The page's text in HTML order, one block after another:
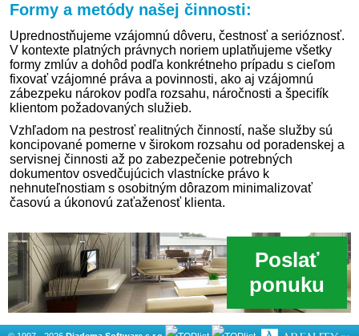
Formy a metódy našej činnosti:
Uprednostňujeme vzájomnú dôveru, čestnosť a serióznosť.
V kontexte platných právnych noriem uplatňujeme všetky
formy zmlúv a dohôd podľa konkrétneho prípadu s cieľom
fixovať vzájomné práva a povinnosti, ako aj vzájomnú
zábezpeku nárokov podľa rozsahu, náročnosti a špecifík
klientom požadovaných služieb.
Vzhľadom na pestrosť realitných činností, naše služby sú
koncipované pomerne v širokom rozsahu od poradenskej a
servisnej činnosti až po zabezpečenie potrebných
dokumentov osvedčujúcich vlastnícke právo k
nehnuteľnostiam s osobitným dôrazom minimalizovať
časovú a úkonovú zaťaženosť klienta.
Poslať
ponuku